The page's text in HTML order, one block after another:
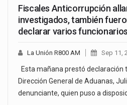
Fiscales Anticorrupción
investigados, también
declarar varios
La Unión R800 AM Sep 11,
Esta mañana prestó
Dirección General de Aduanas,
denunciante, quien puso a